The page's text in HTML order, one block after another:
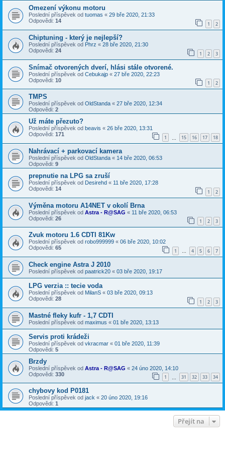
Omezení výkonu motoru
Poslední příspěvek od tuomas « 29 bře 2020, 21:33
Odpovědi: 14 1 2
Chiptuning - který je nejlepší?
Poslední příspěvek od Phrz « 28 bře 2020, 21:30
Odpovědi: 24 1 2 3
Snímač otvorených dverí, hlási stále otvorené.
Poslední příspěvek od Cebukajp « 27 bře 2020, 22:23
Odpovědi: 10 1 2
TMPS
Poslední příspěvek od OldStanda « 27 bře 2020, 12:34
Odpovědi: 2
Už máte přezuto?
Poslední příspěvek od beavis « 26 bře 2020, 13:31
Odpovědi: 171 1 15 16 17 18
Nahrávací + parkovací kamera
Poslední příspěvek od OldStanda « 14 bře 2020, 06:53
Odpovědi: 9
prepnutie na LPG sa zruší
Poslední příspěvek od Desirehd « 11 bře 2020, 17:28
Odpovědi: 14 1 2
Výměna motoru A14NET v okolí Brna
Poslední příspěvek od Astra - R@SAG « 11 bře 2020, 06:53
Odpovědi: 26 1 2 3
Zvuk motoru 1.6 CDTI 81Kw
Poslední příspěvek od robo999999 « 06 bře 2020, 10:02
Odpovědi: 65 1 … 4 5 6 7
Check engine Astra J 2010
Poslední příspěvek od paatrick20 « 03 bře 2020, 19:17
LPG verzia :: tecie voda
Poslední příspěvek od MilanS « 03 bře 2020, 09:13
Odpovědi: 28 1 2 3
Mastné fleky kufr - 1,7 CDTI
Poslední příspěvek od maximus « 01 bře 2020, 13:13
Servis proti krádeži
Poslední příspěvek od vkracmar « 01 bře 2020, 11:39
Odpovědi: 5
Brzdy
Poslední příspěvek od Astra - R@SAG « 24 úno 2020, 14:10
Odpovědi: 330 1 31 32 33 34
chybovy kod P0181
Poslední příspěvek od jack « 20 úno 2020, 19:16
Odpovědi: 1
Přejít na